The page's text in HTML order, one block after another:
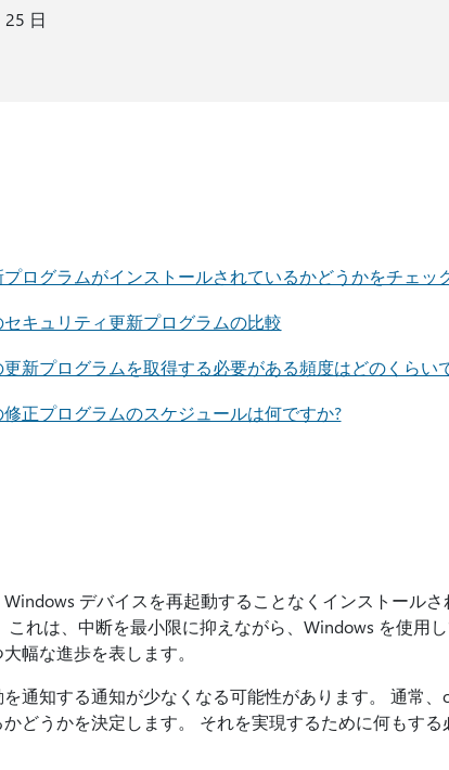
日
ログラムがインストールされているかどうかをチェッ
キュリティ更新プログラムの比較
新プログラムを取得する必要がある頻度はどのくらい
正プログラムのスケジュールは何ですか?
デバイスを再起動することなくインストール
れは、中断を最小限に抑えながら、Windows を使用
幅な進歩を表します。
通知する通知が少なくなる可能性があります。 通常、
どうかを決定します。 それを実現するために何もする